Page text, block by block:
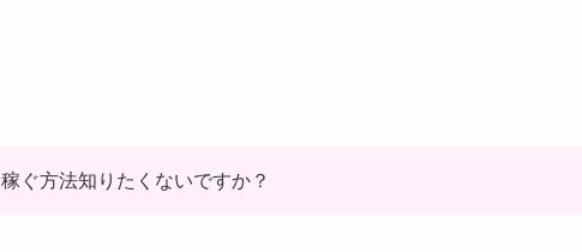
ぐ方法知りたくないですか？